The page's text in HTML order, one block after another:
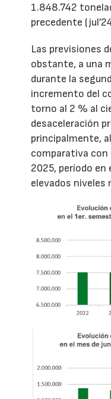
1.848.742
precedente
Las previsiones
obstante, a una
durante la
incremento del
torno al 2 % al
desaceleración
principalmente,
comparativa con
2025, período en
elevados niveles